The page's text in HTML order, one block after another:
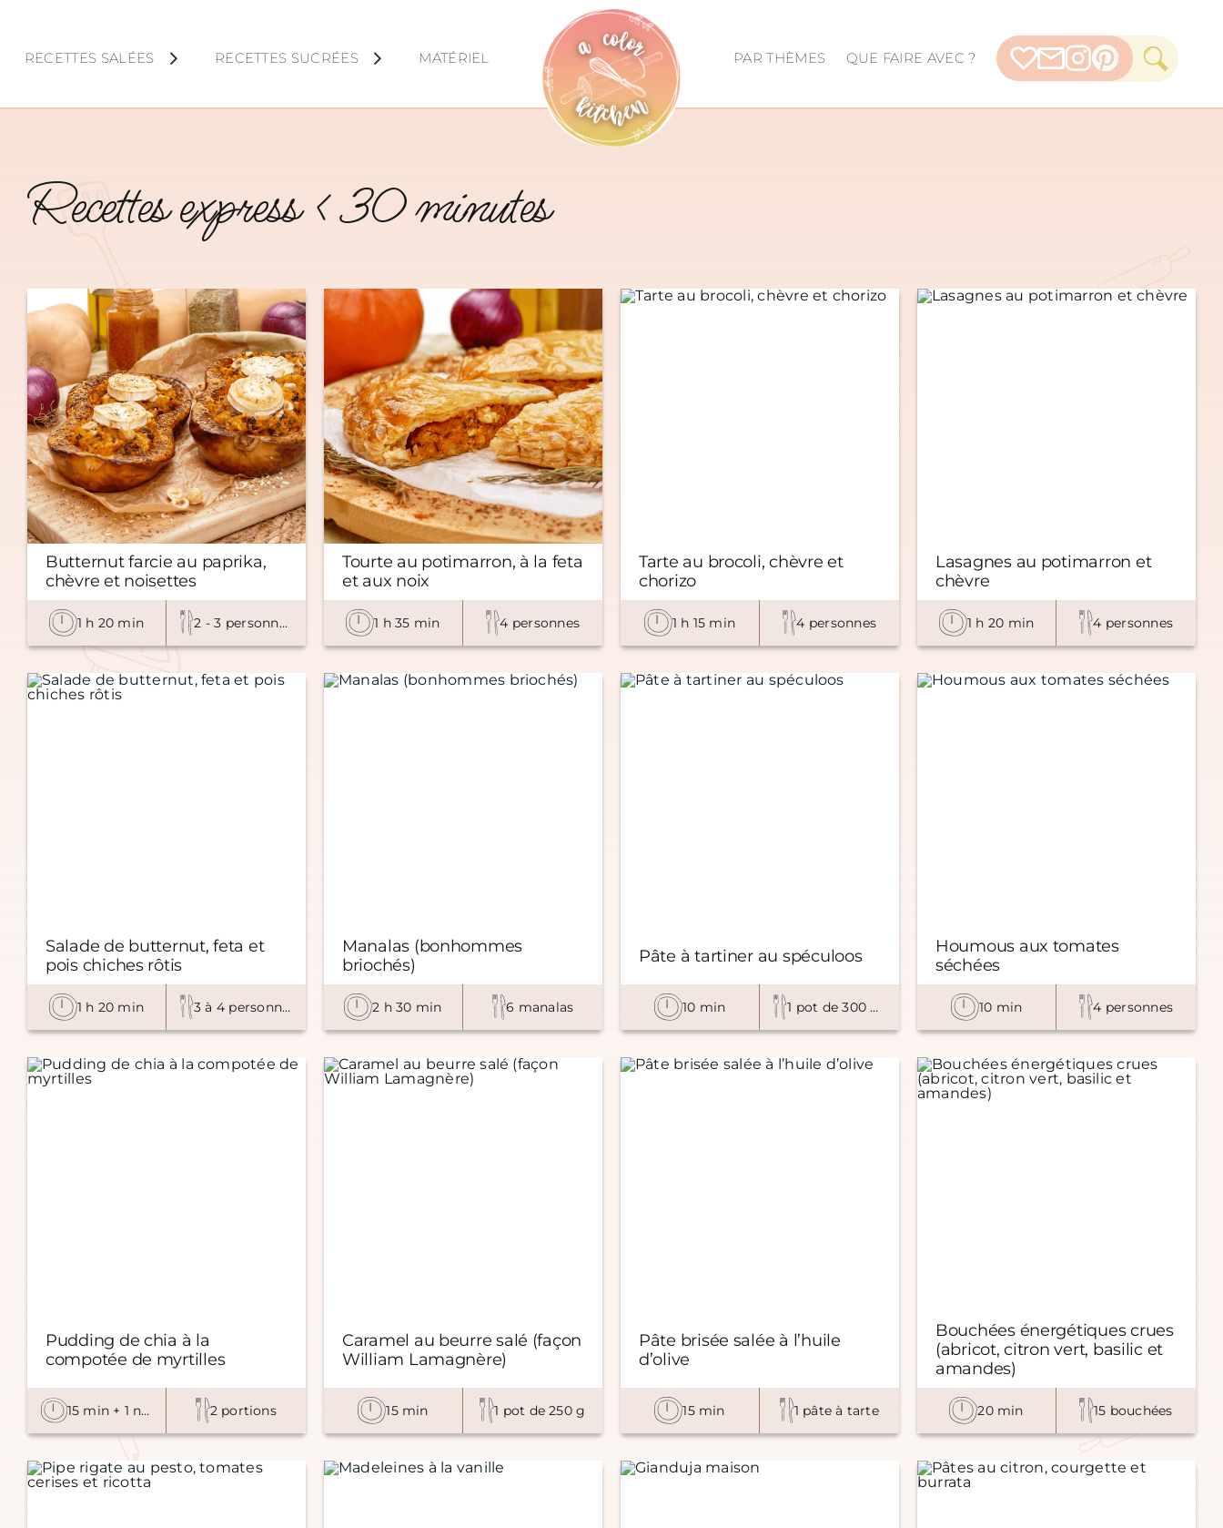
content
RECETTES SALÉES RECETTES SUCRÉES MATÉRIEL PAR THÈMES QUE FAIRE AVEC ?
Recettes express < 30 minutes
Butternut farcie au paprika,
chèvre et noisettes
1 h 20 min 2 - 3 personnes
Tourte au potimarron, à la feta
et aux noix
1 h 35 min 4 personnes
Tarte au brocoli, chèvre et
chorizo
1 h 15 min 4 personnes
Lasagnes au potimarron et
chèvre
1 h 20 min 4 personnes
Salade de butternut, feta et
pois chiches rôtis
1 h 20 min 3 à 4 personnes
Manalas (bonhommes
briochés)
2 h 30 min 6 manalas
Pâte à tartiner au spéculoos
10 min 1 pot de 300 ml
Houmous aux tomates
séchées
10 min 4 personnes
Pudding de chia à la
compotée de myrtilles
15 min + 1 nuit 2 portions
Caramel au beurre salé (façon
William Lamagnère)
15 min 1 pot de 250 g
Pâte brisée salée à l’huile
d’olive
15 min 1 pâte à tarte
Bouchées énergétiques crues
(abricot, citron vert, basilic et
amandes)
20 min 15 bouchées